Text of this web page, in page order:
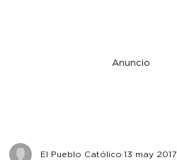
Anuncio
El Pueblo Católico 13 may 2017